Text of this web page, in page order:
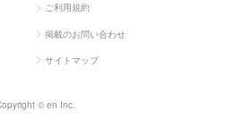
ご利用規約
掲載のお問い合わせ
サイトマップ
© en Inc.